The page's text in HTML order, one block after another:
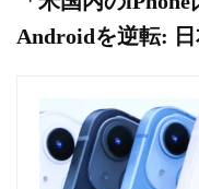
Androidを逆転: 日